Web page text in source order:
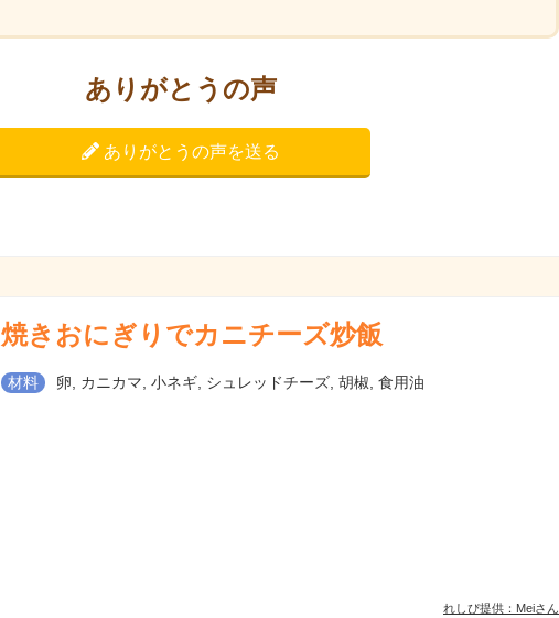
ありがとうの声
ありがとうの声を送る
焼きおにぎりでカニチーズ炒飯
材料 卵, カニカマ, 小ネギ, シュレッドチーズ, 胡椒, 食用油
れしぴ提供：Meiさん